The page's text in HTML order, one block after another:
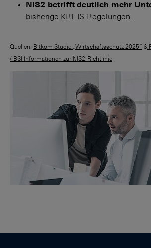
NIS2 betrifft deutlich mehr
bisherige KRITIS-Regelungen.
Quellen: Bitkom Studie „Wirtschaftsschutz 2025“ &
/ BSI Informationen zur NIS2-Richtlinie